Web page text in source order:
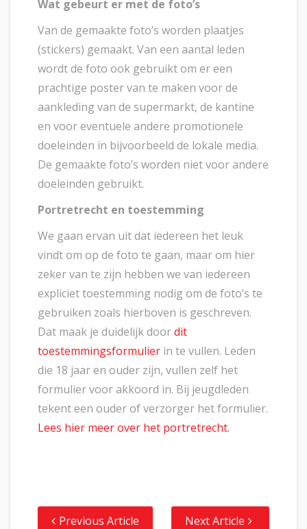
Wat gebeurt er met de foto’s
Van de gemaakte foto’s worden plaatjes
(stickers) gemaakt. Van een aantal leden
wordt de foto ook gebruikt om er een
prachtige poster van te maken voor de
aankleding van de supermarkt, de kantine
en voor eventuele andere promotionele
doeleinden in bijvoorbeeld de lokale media.
De gemaakte foto’s worden niet voor andere
doeleinden gebruikt.
Portretrecht en toestemming
We gaan ervan uit dat iedereen het leuk
vindt om op de foto te gaan, maar om hier
zeker van te zijn hebben we van iedereen
expliciet toestemming nodig om de foto’s te
gebruiken zoals hierboven is geschreven.
Dat maak je duidelijk doordit
toestemmingsformulier in te vullen. Leden
die 18 jaar en ouder zijn, vullen zelf het
formulier voor akkoord in. Bij jeugdleden
tekent een ouder of verzorger het formulier.
Lees hier meer over het portretrecht.
Previous Article Next Article